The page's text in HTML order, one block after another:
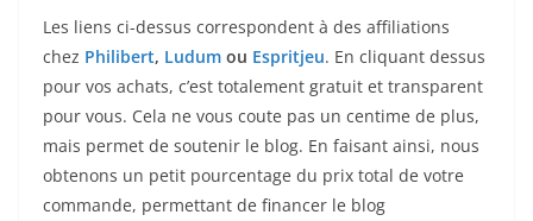
Les liens ci-dessus correspondent à des affiliations
chez Philibert, Ludum ou Espritjeu. En cliquant dessus
pour vos achats, c’est totalement gratuit et transparent
pour vous. Cela ne vous coute pas un centime de plus,
mais permet de soutenir le blog. En faisant ainsi, nous
obtenons un petit pourcentage du prix total de votre
commande, permettant de financer le blog